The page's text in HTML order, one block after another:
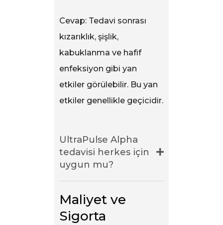
Cevap: Tedavi sonrası
kızarıklık, şişlik,
kabuklanma ve hafif
enfeksiyon gibi yan
etkiler görülebilir. Bu yan
etkiler genellikle geçicidir.
UltraPulse Alpha
tedavisi herkes için
uygun mu?
Maliyet ve
Sigorta